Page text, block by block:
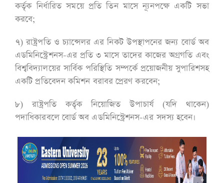
কর্তৃক নির্ধারিত সময়ে প্রতি তিন মাসে ন্যূনপক্ষে একটি সভা
করবে;
৭) রাষ্ট্রপতি ও চ্যান্সেলর এর নিকট উপস্থাপনের জন্য বোর্ড অব
এডমিনিস্ট্রেশনস-এর প্রতি ৩ মাসে তাদের কাজের অগ্রগতি এবং
বিশ্ববিদ্যালয়ের সার্বিক পরিস্থিতি সম্পর্কে প্রয়োজনীয় সুপারিশসহ
একটি প্রতিবেদন কমিশন বরাবর প্রেরণ করবেন;
৮) রাষ্ট্রপতি কর্তৃক নিয়োজিত উপাচার্য (যদি থাকেন)
পদাধিকারবলে বোর্ড অব এডমিনিস্ট্রেশনস-এর সদস্য হবেন।